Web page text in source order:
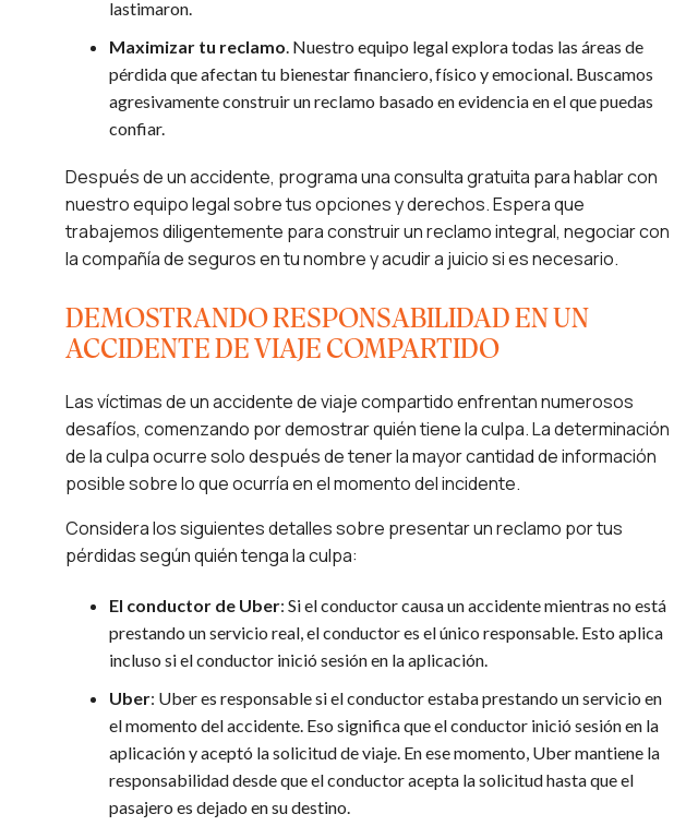
lastimaron.
Maximizar tu reclamo. Nuestro equipo legal explora todas las áreas de
pérdida que afectan tu bienestar financiero, físico y emocional. Buscamos
agresivamente construir un reclamo basado en evidencia en el que puedas
confiar.
Después de un accidente, programa una consulta gratuita para hablar con
nuestro equipo legal sobre tus opciones y derechos. Espera que
trabajemos diligentemente para construir un reclamo integral, negociar con
la compañía de seguros en tu nombre y acudir a juicio si es necesario.
DEMOSTRANDO RESPONSABILIDAD EN UN
ACCIDENTE DE VIAJE COMPARTIDO
Las víctimas de un accidente de viaje compartido enfrentan numerosos
desafíos, comenzando por demostrar quién tiene la culpa. La determinación
de la culpa ocurre solo después de tener la mayor cantidad de información
posible sobre lo que ocurría en el momento del incidente.
Considera los siguientes detalles sobre presentar un reclamo por tus
pérdidas según quién tenga la culpa:
El conductor de Uber: Si el conductor causa un accidente mientras no está
prestando un servicio real, el conductor es el único responsable. Esto aplica
incluso si el conductor inició sesión en la aplicación.
Uber: Uber es responsable si el conductor estaba prestando un servicio en
el momento del accidente. Eso significa que el conductor inició sesión en la
aplicación y aceptó la solicitud de viaje. En ese momento, Uber mantiene la
responsabilidad desde que el conductor acepta la solicitud hasta que el
pasajero es dejado en su destino.